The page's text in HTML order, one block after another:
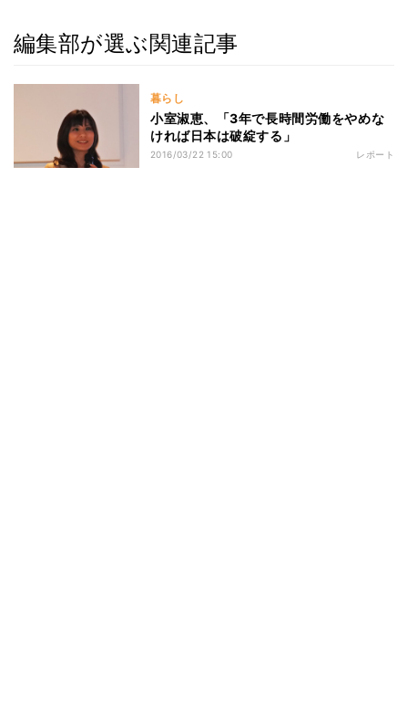
編集部が選ぶ関連記事
暮らし
小室淑恵、「3年で長時間労働をやめな
ければ日本は破綻する」
2016/03/22 15:00 レポート